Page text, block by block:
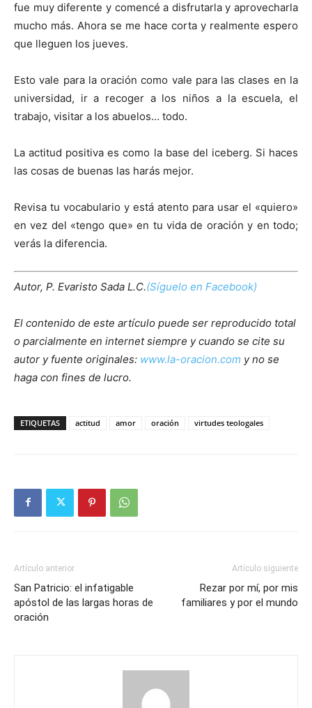
fue muy diferente y comencé a disfrutarla y aprovecharla
mucho más. Ahora se me hace corta y realmente espero
que lleguen los jueves.
Esto vale para la oración como vale para las clases en la
universidad, ir a recoger a los niños a la escuela, el
trabajo, visitar a los abuelos… todo.
La actitud positiva es como la base del iceberg. Si haces
las cosas de buenas las harás mejor.
Revisa tu vocabulario y está atento para usar el «quiero»
en vez del «tengo que» en tu vida de oración y en todo;
verás la diferencia.
Autor, P. Evaristo Sada L.C.(Síguelo en Facebook)
El contenido de este artículo puede ser reproducido total
o parcialmente en internet siempre y cuando se cite su
autor y fuente originales: www.la-oracion.com y no se
haga con fines de lucro.
ETIQUETAS actitud amor oración virtudes teologales
Artículo anterior
San Patricio: el infatigable
apóstol de las largas horas de
oración
Artículo siguiente
Rezar por mí, por mis
familiares y por el mundo